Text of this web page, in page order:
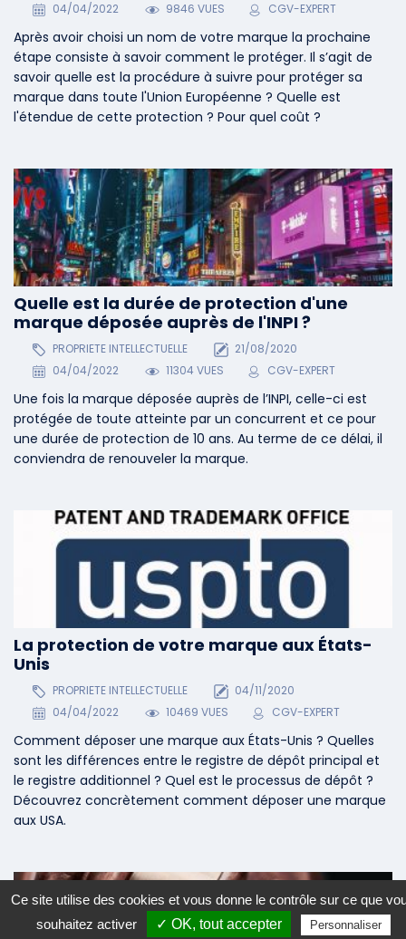
La protection de votre marque aux États-
Unis
PROPRIETE INTELLECTUELLE
04/11/2020
04/04/2022
10469 VUES CGV-EXPERT
Comment déposer une marque aux États-Unis ? Quelles
sont les différences entre le registre de dépôt principal et
le registre additionnel ? Quel est le processus de dépôt ?
Découvrez concrètement comment déposer une marque
aux USA.
Quelle est la durée de protection d'une
marque déposée auprès de l'INPI ?
PROPRIETE INTELLECTUELLE
21/08/2020
04/04/2022
11304 VUES CGV-EXPERT
Une fois la marque déposée auprès de l’INPI, celle-ci est
protégée de toute atteinte par un concurrent et ce pour
une durée de protection de 10 ans. Au terme de ce délai, il
conviendra de renouveler la marque.
04/04/2022
9846 VUES CGV-EXPERT
Après avoir choisi un nom de votre marque la prochaine
étape consiste à savoir comment le protéger. Il s’agit de
savoir quelle est la procédure à suivre pour protéger sa
marque dans toute l'Union Européenne ? Quelle est
l'étendue de cette protection ? Pour quel coût ?
Ce site utilise des cookies et vous donne le contrôle sur ce que
souhaitez activer
✓ OK, tout accepter Personnaliser